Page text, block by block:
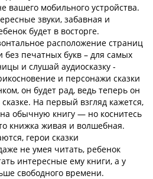
вашего мобильного устройства.
звуки, забавная и
будет в восторге.
расположение страниц
без печатных букв – для самых
и слушай аудиосказку -
и персонажи сказки
он будет рад, ведь теперь он
На первый взгляд кажется,
обычную книгу — но коснитесь
книжка живая и волшебная.
герои сказки
не умея читать, ребенок
интересные ему книги, а у
свободного времени.